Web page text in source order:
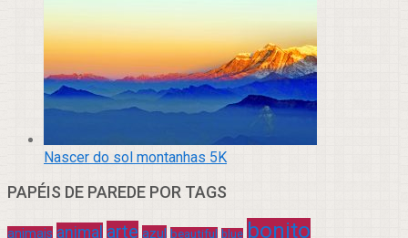
Nascer do sol montanhas 5K
PAPÉIS DE PAREDE POR TAGS
animais animal arte azul beautiful blue bonito